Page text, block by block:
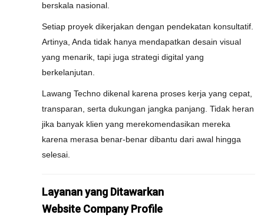
berskala nasional.
Setiap proyek dikerjakan dengan pendekatan konsultatif.
Artinya, Anda tidak hanya mendapatkan desain visual
yang menarik, tapi juga strategi digital yang
berkelanjutan.
Lawang Techno dikenal karena proses kerja yang cepat,
transparan, serta dukungan jangka panjang. Tidak heran
jika banyak klien yang merekomendasikan mereka
karena merasa benar-benar dibantu dari awal hingga
selesai.
Layanan yang Ditawarkan
Website Company Profile